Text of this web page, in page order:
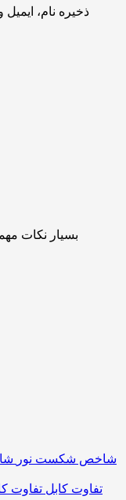
ذخیره نام،
بسیار نکات
شاخص شکست نور
تفاوت کابل